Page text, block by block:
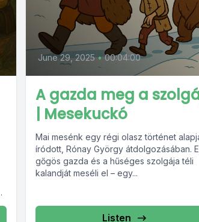
June 29, 2025 • 00:04:00
A gazda meg a
| Mesekuckó
Mai mesénk egy régi olasz történet
íródott, Rónay György átdolgozásában.
gőgös gazda és a hűséges szolgája téli
kalandját meséli el – egy...
Listen